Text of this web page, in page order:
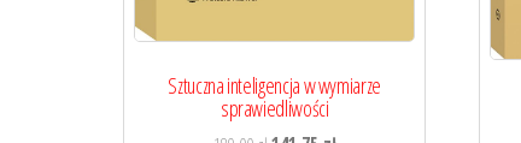
Sztuczna inteligencja w wymiarze
sprawiedliwości